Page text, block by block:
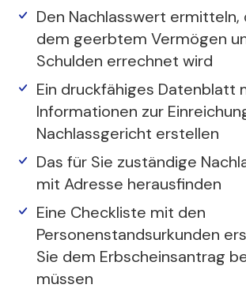
Den Nachlasswert ermitteln,
dem geerbtem Vermögen
Schulden errechnet wird
Ein druckfähiges Datenblatt
Informationen zur
Nachlassgericht erstellen
Das für Sie zuständige
mit Adresse herausfinden
Eine Checkliste mit den
Personenstandsurkunden
Sie dem Erbscheinsantrag
müssen